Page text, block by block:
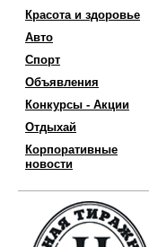
Красота и здоровье
Авто
Спорт
Объявления
Конкурсы - Акции
Отдыхай
Корпоративные
новости